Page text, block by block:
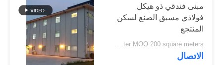
عرض
الواقع
الافتراضي
ورشة الهيكل الصلب
مبنى فندقي ذو هيكل
فولاذي مسبق الصنع لسكن
المنتجع
USD19-USD39 Per Square Meter MOQ:200 square meters
الاتصال